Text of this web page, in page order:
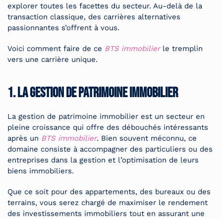
explorer toutes les facettes du secteur. Au-delà de la
transaction classique, des carrières alternatives
passionnantes s’offrent à vous.
Voici comment faire de ce BTS immobilierle tremplin
vers une carrière unique.
1. La gestion de patrimoine immobilier
La gestion de patrimoine immobilier est un secteur en
pleine croissance qui offre des débouchés intéressants
après un BTS immobilier. Bien souvent méconnu, ce
domaine consiste à accompagner des particuliers ou des
entreprises dans la gestion et l’optimisation de leurs
biens immobiliers.
Que ce soit pour des appartements, des bureaux ou des
terrains, vous serez chargé de maximiser le rendement
des investissements immobiliers tout en assurant une